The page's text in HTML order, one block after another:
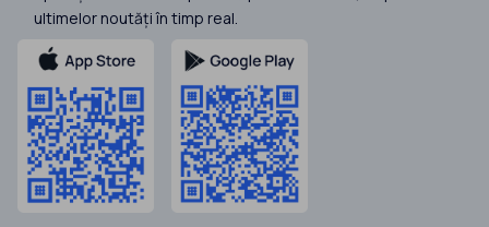
ultimelor noutăți în timp real.